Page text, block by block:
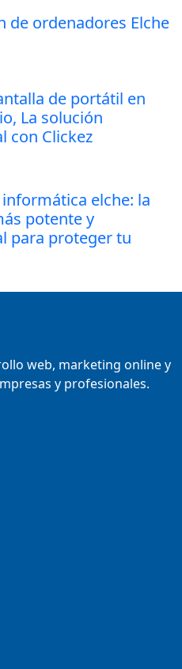
de ordenadores Elche
de portátil en
La solución
con Clickez
elche: la
potente y
para proteger tu
web, marketing online y
y profesionales.